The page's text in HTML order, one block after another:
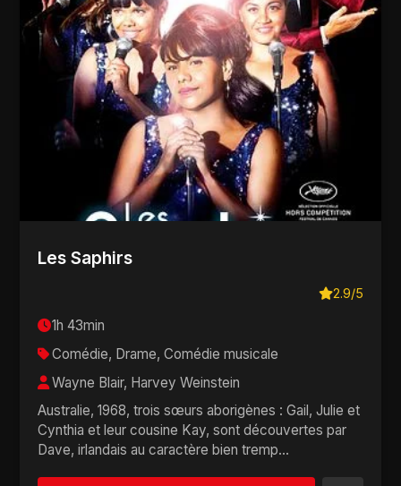
Les Saphirs
2.9/5
1h 43min
Comédie, Drame, Comédie musicale
Wayne Blair, Harvey Weinstein
Australie, 1968, trois sœurs aborigènes : Gail, Julie et
Cynthia et leur cousine Kay, sont découvertes par
Dave, irlandais au caractère bien tremp...